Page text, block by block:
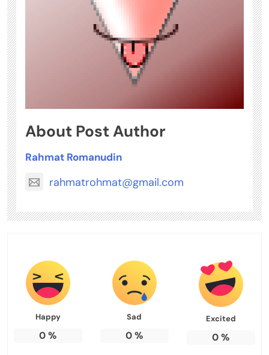
About Post Author
Rahmat Romanudin
rahmatrohmat@gmail.com
Happy
0%
Sad
0%
Excited
0%